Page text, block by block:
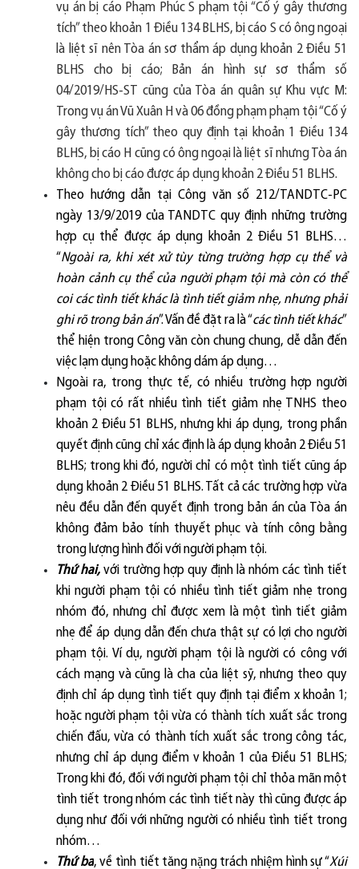
vụ án bị cáo Phạm Phúc S phạm tội “Cố ý gây thương
tích” theo khoản 1 Điều 134 BLHS, bị cáo S có ông ngoại
là liệt sĩ nên Tòa án sơ thẩm áp dụng khoản 2 Điều 51
BLHS cho bị cáo; Bản án hình sự sơ thẩm số
04/2019/HS-ST cũng của Tòa án quân sự Khu vực M:
Trong vụ án Vũ Xuân H và 06 đồng phạm phạm tội “Cố ý
gây thương tích” theo quy định tại khoản 1 Điều 134
BLHS, bị cáo H cũng có ông ngoại là liệt sĩ nhưng Tòa án
không cho bị cáo được áp dụng khoản 2 Điều 51 BLHS.
Theo hướng dẫn tại Công văn số 212/TANDTC-PC
ngày 13/9/2019 của TANDTC quy định những trường
hợp cụ thể được áp dụng khoản 2 Điều 51 BLHS…
“Ngoài ra, khi xét xử tùy từng trường hợp cụ thể và
hoàn cảnh cụ thể của người phạm tội mà còn có thể
coi các tình tiết khác là tình tiết giảm nhẹ, nhưng phải
ghi rõ trong bản án”. Vấn đề đặt ra là “các tình tiết khác”
thể hiện trong Công văn còn chung chung, dễ dẫn đến
việc lạm dụng hoặc không dám áp dụng…
Ngoài ra, trong thực tế, có nhiều trường hợp người
phạm tội có rất nhiều tình tiết giảm nhẹ TNHS theo
khoản 2 Điều 51 BLHS, nhưng khi áp dụng, trong phần
quyết định cũng chỉ xác định là áp dụng khoản 2 Điều 51
BLHS; trong khi đó, người chỉ có một tình tiết cũng áp
dụng khoản 2 Điều 51 BLHS. Tất cả các trường hợp vừa
nêu đều dẫn đến quyết định trong bản án của Tòa án
không đảm bảo tính thuyết phục và tính công bằng
trong lượng hình đối với người phạm tội.
Thứ hai, với trường hợp quy định là nhóm các tình tiết
khi người phạm tội có nhiều tình tiết giảm nhẹ trong
nhóm đó, nhưng chỉ được xem là một tình tiết giảm
nhẹ để áp dụng dẫn đến chưa thật sự có lợi cho người
phạm tội. Ví dụ, người phạm tội là người có công với
cách mạng và cũng là cha của liệt sỹ, nhưng theo quy
định chỉ áp dụng tình tiết quy định tại điểm x khoản 1;
hoặc người phạm tội vừa có thành tích xuất sắc trong
chiến đấu, vừa có thành tích xuất sắc trong công tác,
nhưng chỉ áp dụng điểm v khoản 1 của Điều 51 BLHS;
Trong khi đó, đối với người phạm tội chỉ thỏa mãn một
tình tiết trong nhóm các tình tiết này thì cũng được áp
dụng như đối với những người có nhiều tình tiết trong
nhóm…
Thứ ba, về tình tiết tăng nặng trách nhiệm hình sư“Xúi